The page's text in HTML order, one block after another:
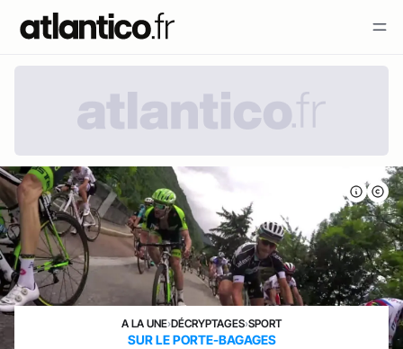
A LA UNE›DÉCRYPTAGES›SPORT
SUR LE PORTE-BAGAGES